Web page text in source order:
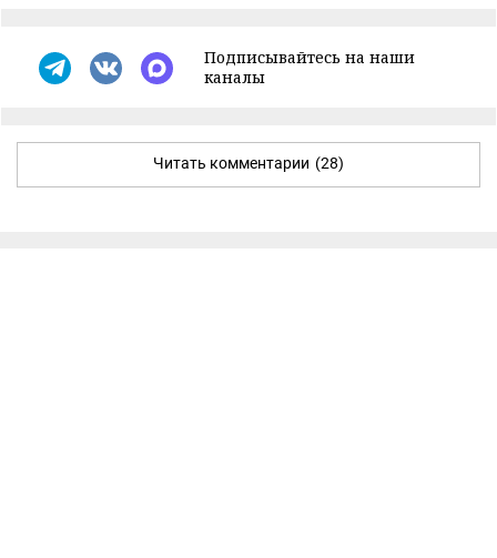
Подписывайтесь на наши
каналы
Читать комментарии (28)